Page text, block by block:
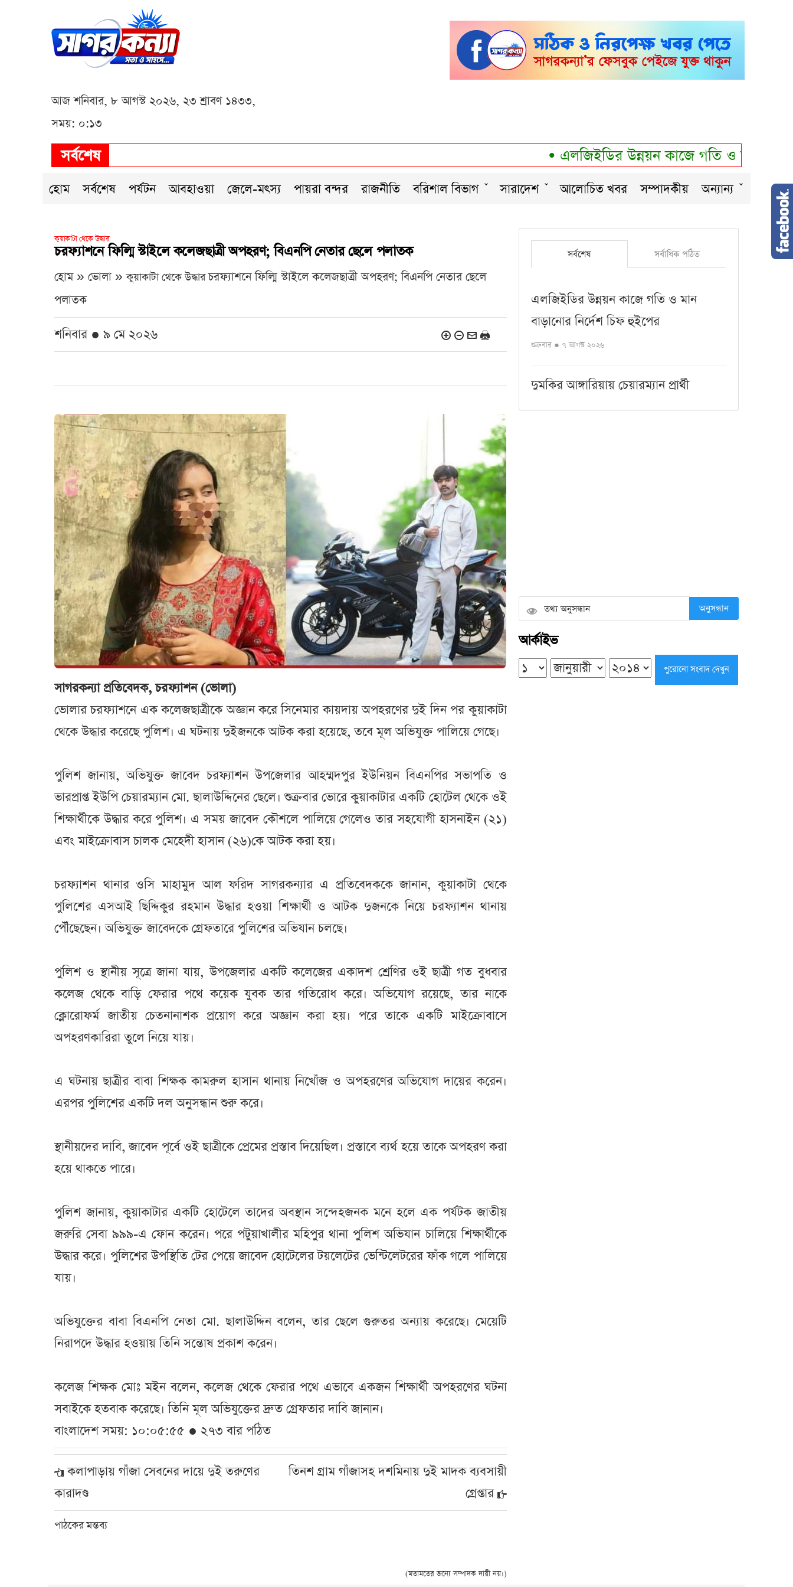
আজ শনিবার, ৮ আগস্ট ২০২৬, ২৩ শ্রাবণ ১৪৩৩,
সময়: ০:১৩
সর্বশেষ এলজিইডির উন্নয়ন কাজে গতি ও মান বাড়ানোর
হোম সর্বশেষ পর্যটন আবহাওয়া জেলে-মৎস্য পায়রা বন্দর রাজনীতি বরিশাল বিভাগ সারাদেশ আলোচিত খবর সম্পাদকীয় অন্যান্য
কুয়াকাটা থেকে উদ্ধার
চরফ্যাশনে ফিল্মি স্টাইলে কলেজছাত্রী অপহরণ; বিএনপি নেতার ছেলে পলাতক
হোম » ভোলা »কুয়াকাটা থেকে উদ্ধারচরফ্যাশনে ফিল্মি স্টাইলে কলেজছাত্রী অপহরণ; বিএনপি নেতার ছেলে
পলাতক
শনিবার ● ৯ মে ২০২৬
সাগরকন্যা প্রতিবেদক, চরফ্যাশন (ভোলা)
ভোলার চরফ্যাশনে এক কলেজছাত্রীকে অজ্ঞান করে সিনেমার কায়দায় অপহরণের দুই দিন পর কুয়াকাটা
থেকে উদ্ধার করেছে পুলিশ। এ ঘটনায় দুইজনকে আটক করা হয়েছে, তবে মূল অভিযুক্ত পালিয়ে গেছে।
পুলিশ জানায়, অভিযুক্ত জাবেদ চরফ্যাশন উপজেলার আহম্মদপুর ইউনিয়ন বিএনপির সভাপতি ও
ভারপ্রাপ্ত ইউপি চেয়ারম্যান মো. ছালাউদ্দিনের ছেলে। শুক্রবার ভোরে কুয়াকাটার একটি হোটেল থেকে ওই
শিক্ষার্থীকে উদ্ধার করে পুলিশ। এ সময় জাবেদ কৌশলে পালিয়ে গেলেও তার সহযোগী হাসনাইন (২১)
এবং মাইক্রোবাস চালক মেহেদী হাসান (২৬)কে আটক করা হয়।
চরফ্যাশন থানার ওসি মাহামুদ আল ফরিদ সাগরকন্যার এ প্রতিবেদককে জানান, কুয়াকাটা থেকে
পুলিশের এসআই ছিদ্দিকুর রহমান উদ্ধার হওয়া শিক্ষার্থী ও আটক দুজনকে নিয়ে চরফ্যাশন থানায়
পৌঁছেছেন। অভিযুক্ত জাবেদকে গ্রেফতারে পুলিশের অভিযান চলছে।
পুলিশ ও স্থানীয় সূত্রে জানা যায়, উপজেলার একটি কলেজের একাদশ শ্রেণির ওই ছাত্রী গত বুধবার
কলেজ থেকে বাড়ি ফেরার পথে কয়েক যুবক তার গতিরোধ করে। অভিযোগ রয়েছে, তার নাকে
ক্লোরোফর্ম জাতীয় চেতনানাশক প্রয়োগ করে অজ্ঞান করা হয়। পরে তাকে একটি মাইক্রোবাসে
অপহরণকারিরা তুলে নিয়ে যায়।
এ ঘটনায় ছাত্রীর বাবা শিক্ষক কামরুল হাসান থানায় নিখোঁজ ও অপহরণের অভিযোগ দায়ের করেন।
এরপর পুলিশের একটি দল অনুসন্ধান শুরু করে।
স্থানীয়দের দাবি, জাবেদ পূর্বে ওই ছাত্রীকে প্রেমের প্রস্তাব দিয়েছিল। প্রস্তাবে ব্যর্থ হয়ে তাকে অপহরণ করা
হয়ে থাকতে পারে।
পুলিশ জানায়, কুয়াকাটার একটি হোটেলে তাদের অবস্থান সন্দেহজনক মনে হলে এক পর্যটক জাতীয়
জরুরি সেবা ৯৯৯-এ ফোন করেন। পরে পটুয়াখালীর মহিপুর থানা পুলিশ অভিযান চালিয়ে শিক্ষার্থীকে
উদ্ধার করে। পুলিশের উপস্থিতি টের পেয়ে জাবেদ হোটেলের টয়লেটের ভেন্টিলেটরের ফাঁক গলে পালিয়ে
যায়।
অভিযুক্তের বাবা বিএনপি নেতা মো. ছালাউদ্দিন বলেন, তার ছেলে গুরুতর অন্যায় করেছে। মেয়েটি
নিরাপদে উদ্ধার হওয়ায় তিনি সন্তোষ প্রকাশ করেন।
কলেজ শিক্ষক মোঃ মইন বলেন, কলেজ থেকে ফেরার পথে এভাবে একজন শিক্ষার্থী অপহরণের ঘটনা
সবাইকে হতবাক করেছে। তিনি মূল অভিযুক্তের দ্রুত গ্রেফতার দাবি জানান।
বাংলাদেশ সময়: ১০:০৫:৫৫ ● ২৭৩ বার পঠিত
কলাপাড়ায় গাঁজা সেবনের দায়ে দুই তরুণের
কারাদণ্ড
তিনশ গ্রাম গাঁজাসহ দশমিনায় দুই মাদক ব্যবসায়ী
গ্রেপ্তার
পাঠকের মন্তব্য
(মতামতের জন্যে সম্পাদক দায়ী নয়।)
সর্বশেষ সর্বাধিক পঠিত
এলজিইডির উন্নয়ন কাজে গতি ও মান
বাড়ানোর নির্দেশ চিফ হুইপের
শুক্রবার ● ৭ আগস্ট ২০২৬
দুমকির আঙ্গারিয়ায় চেয়ারম্যান প্রার্থী
দেলোয়ার খানের মতবিনিময় সভা
ভারপ্রাপ্তদের ভরসায় চলছে শিক্ষা কার্যক্রম,
কয়রার ৮৩ সরকারি প্রাথমিক বিদ্যালয়ে নেই
অনুসন্ধান
আর্কাইভ